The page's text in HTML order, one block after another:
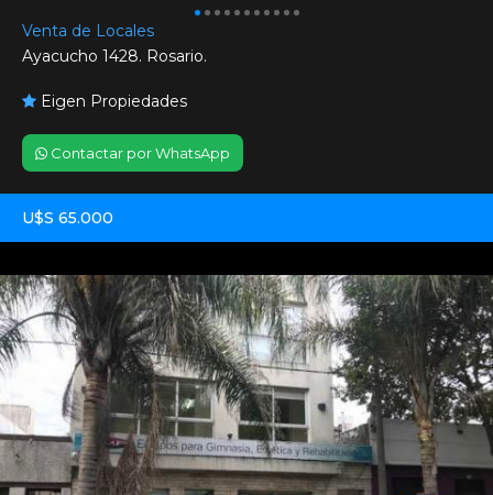
Venta de Locales
Ayacucho 1428. Rosario.
Eigen Propiedades
Contactar por WhatsApp
U$S 65.000